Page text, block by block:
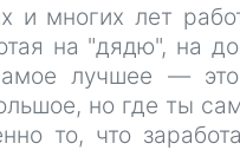
и многих лет
на "дядю", на
лучшее —
но где ты
то, что